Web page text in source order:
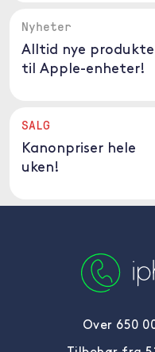
Nyheter
Alltid nye
til Apple-enheter!
SALG
Kanonpriser hele
uken!
Over 650